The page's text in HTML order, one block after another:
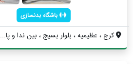
باشگاه بدنسازی
کرج ، عظیمیه ، بلوار بسیج ، بین ندا و پا...